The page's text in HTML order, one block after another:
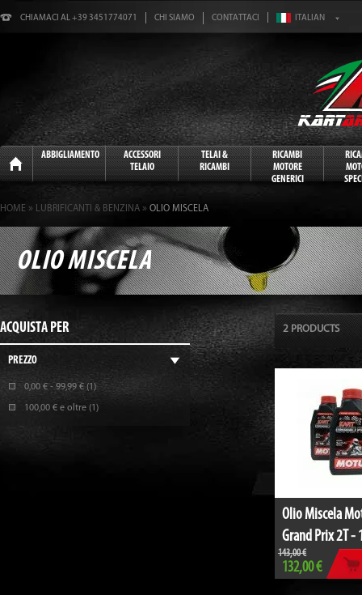
CHIAMACI AL +39 3451774071 CHI SIAMO CONTATTACI
Home
ABBIGLIAMENTO
ACCESSORI
TELAIO
TELAI &
RICAMBI
RICAMBI
MOTORE
GENERICI
HOME » LUBRIFICANTI & BENZINA » OLIO MISCELA
OLIO MISCELA
2 PRODUCTS
Olio Miscela
Grand Prix 2T -
143,00 €
132,00 €
ACQUISTA PER
PREZZO
0,00 €-99,99 € (1)
100,00 € e oltre (1)